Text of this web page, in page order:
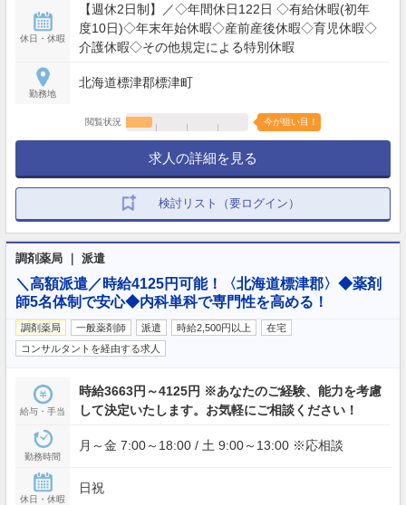
休日・休暇
【週休2日制】／◇年間休日122日 ◇有給休暇(初年
度10日)◇年末年始休暇◇産前産後休暇◇育児休暇◇
介護休暇◇その他規定による特別休暇
勤務地
北海道標津郡標津町
閲覧状況 今が狙い目！
求人の詳細を見る
検討リスト（要ログイン）
調剤薬局 ｜ 派遣
＼高額派遣／時給4125円可能！〈北海道標津郡〉◆薬剤
師5名体制で安心◆内科単科で専門性を高める！
調剤薬局 一般薬剤師 派遣 時給2,500円以上
在宅
コンサルタントを経由する求人
給与・手当
時給3663円～4125円 ※あなたのご経験、能力を考慮
して決定いたします。お気軽にご相談ください！
勤務時間
月～金 7:00～18:00 / 土 9:00～13:00 ※応相談
休日・休暇
日祝